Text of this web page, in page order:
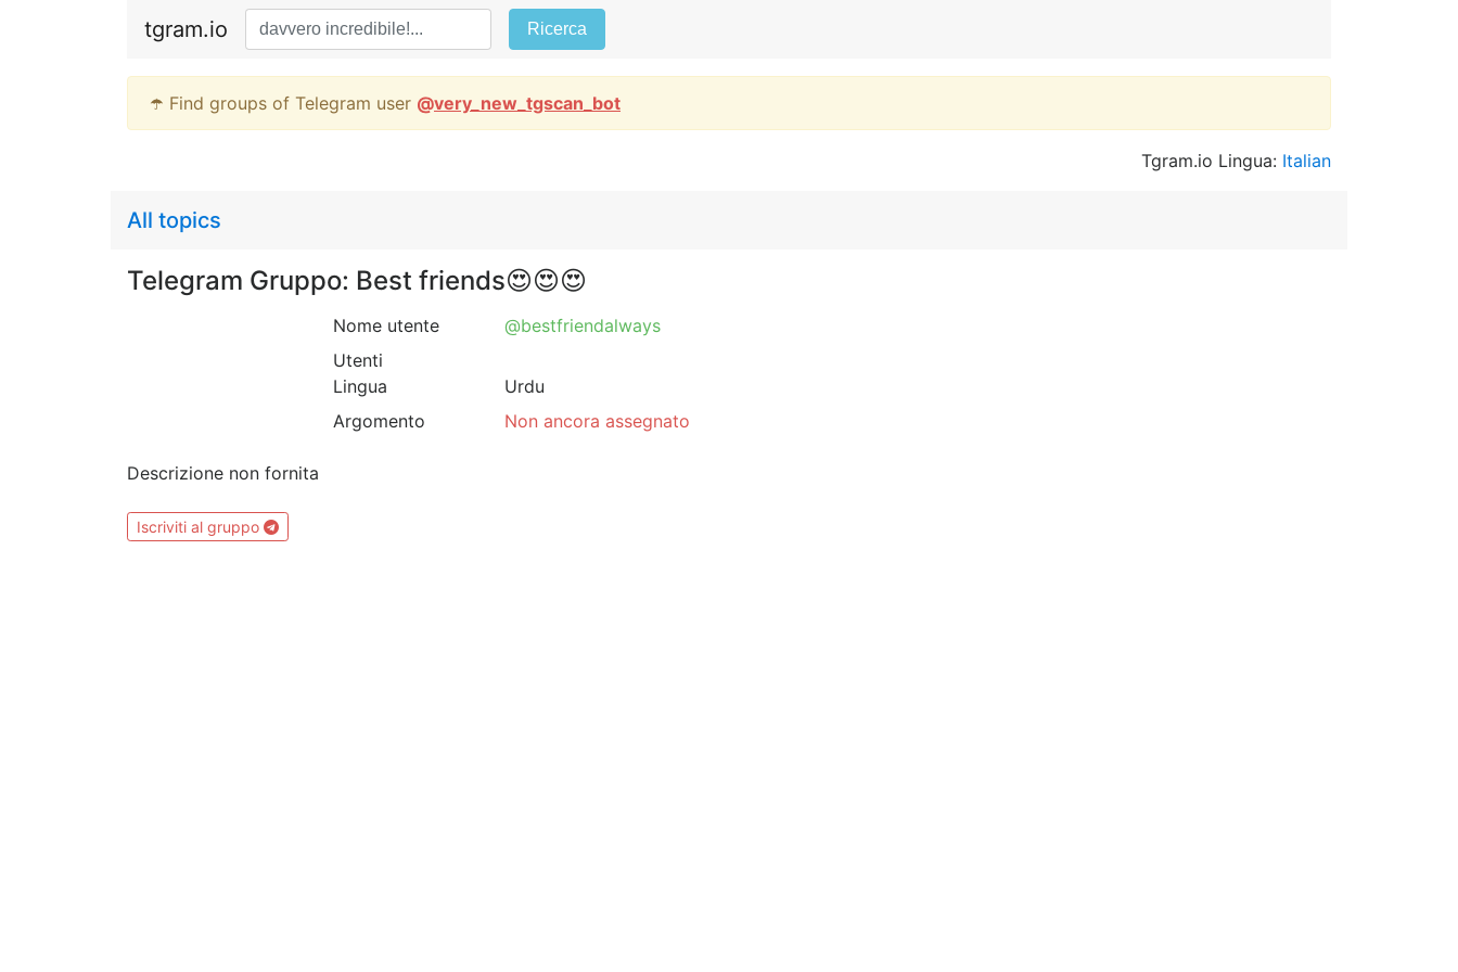
tgram.io Ricerca
☂️ Find groups of Telegram user @very_new_tgscan_bot
Tgram.io Lingua: Italian
All topics
Telegram Gruppo: Best friends😍😍😍
Nome utente
@bestfriendalways
Utenti
Lingua
Urdu
Argomento
Non ancora assegnato
Descrizione non fornita
Iscriviti al gruppo